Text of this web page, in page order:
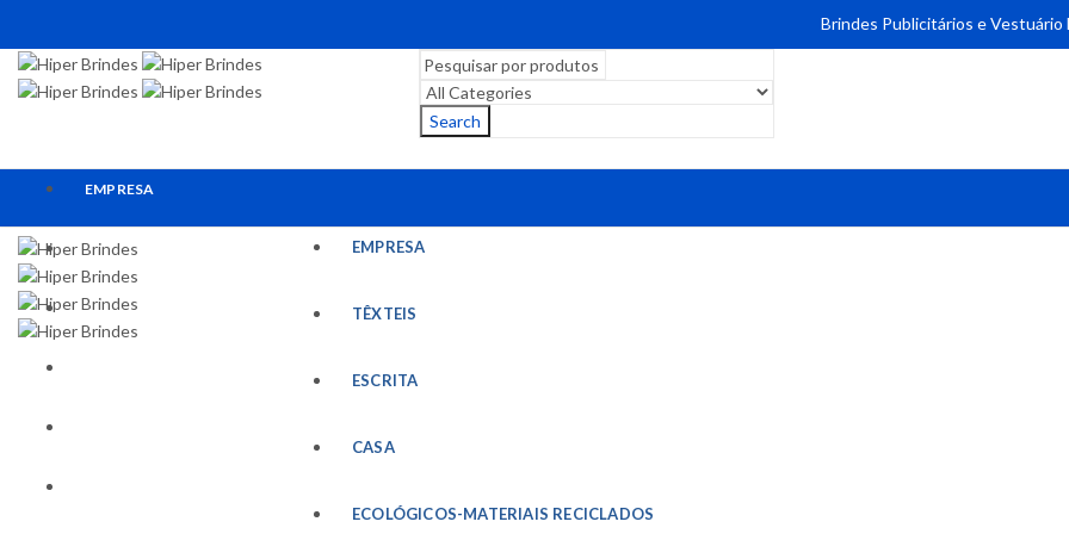
Brindes Publicitários e Vestuário
Search
EMPRESA
TÊXTEIS
ESCRITA
EMPRESA
TÊXTEIS
ESCRITA
CASA
ECOLÓGICOS-MATERIAIS RECICLADOS